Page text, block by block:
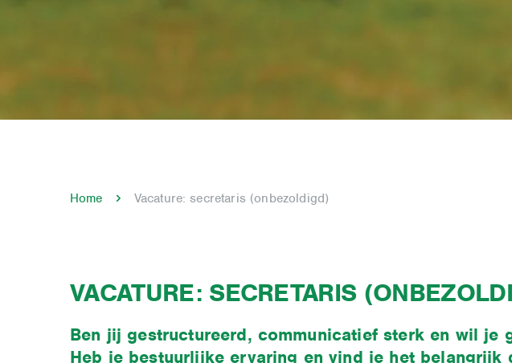
Home Vacature: secretaris (onbezoldigd)
VACATURE: SECRETARIS
Ben jij gestructureerd, communicatief sterk en wil je
Heb je bestuurlijke ervaring en vind je het